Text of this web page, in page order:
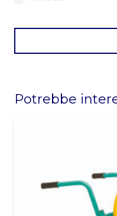
should
Potrebbe